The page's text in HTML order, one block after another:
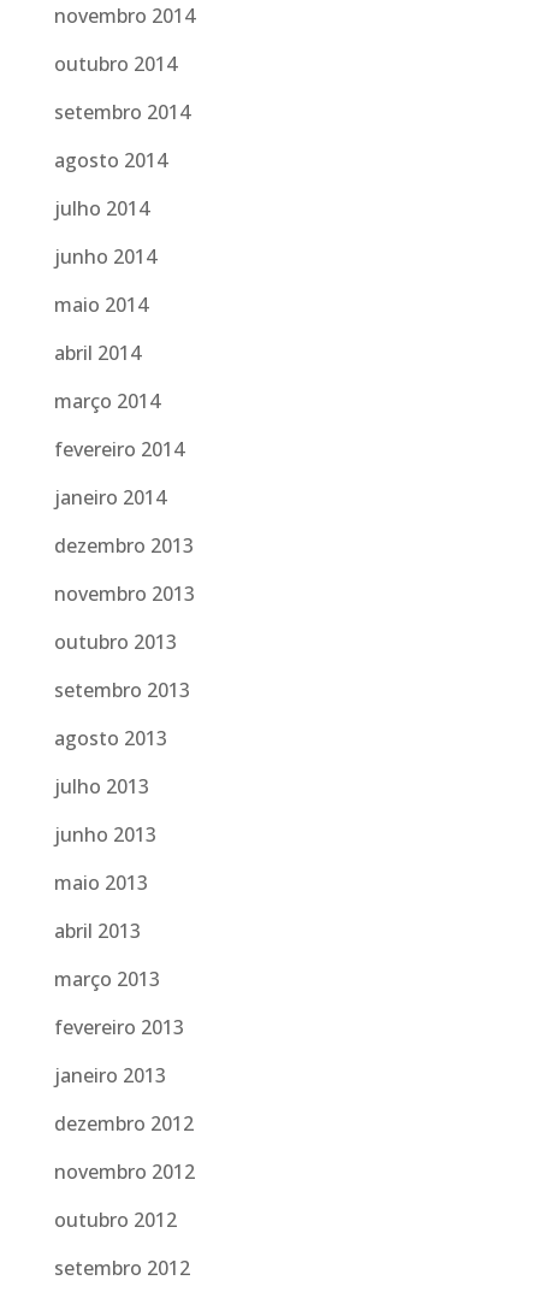
novembro 2014
outubro 2014
setembro 2014
agosto 2014
julho 2014
junho 2014
maio 2014
abril 2014
março 2014
fevereiro 2014
janeiro 2014
dezembro 2013
novembro 2013
outubro 2013
setembro 2013
agosto 2013
julho 2013
junho 2013
maio 2013
abril 2013
março 2013
fevereiro 2013
janeiro 2013
dezembro 2012
novembro 2012
outubro 2012
setembro 2012